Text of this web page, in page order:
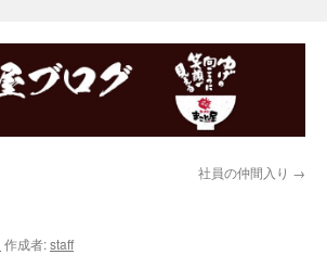
社員の仲間入り →
作成者:staff